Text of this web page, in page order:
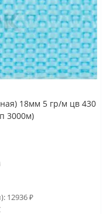
18мм 5 гр/м цв 430
3000м)
12936₽